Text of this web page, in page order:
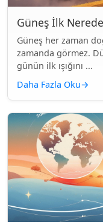
Güneş İlk
Güneş her zaman
zamanda görmez.
günün ilk ışığını ...
Daha Fazla Oku→